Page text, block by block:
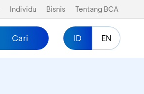
Individu Bisnis Tentang BCA
Cari ID EN